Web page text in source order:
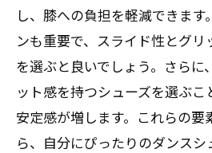
し、膝への負担を軽減できま
ンも重要で、スライド性とグ
を選ぶと良いでしょう。さらに
ット感を持つシューズを選ぶこ
安定感が増します。これらの要
ら、自分にぴったりのダンス